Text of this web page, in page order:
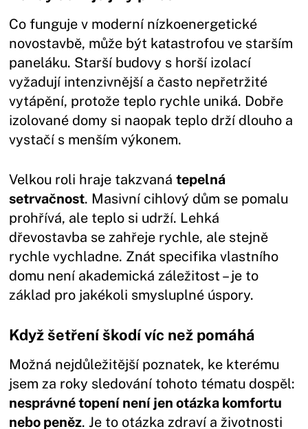
Co funguje v moderní nízkoenergetické
novostavbě, může být katastrofou ve starším
paneláku. Starší budovy s horší izolací
vyžadují intenzivnější a často nepřetržité
vytápění, protože teplo rychle uniká. Dobře
izolované domy si naopak teplo drží dlouho a
vystačí s menším výkonem.
Velkou roli hraje takzvanátepelná
setrvačnost. Masivní cihlový dům se pomalu
prohřívá, ale teplo si udrží. Lehká
dřevostavba se zahřeje rychle, ale stejně
rychle vychladne. Znát specifika vlastního
domu není akademická záležitost – je to
základ pro jakékoli smysluplné úspory.
Když šetření škodí víc než pomáhá
Možná nejdůležitější poznatek, ke kterému
jsem za roky sledování tohoto tématu dospěl:
nesprávné topení není jen otázka komfortu
nebo peněz. Je to otázka zdraví a životnosti